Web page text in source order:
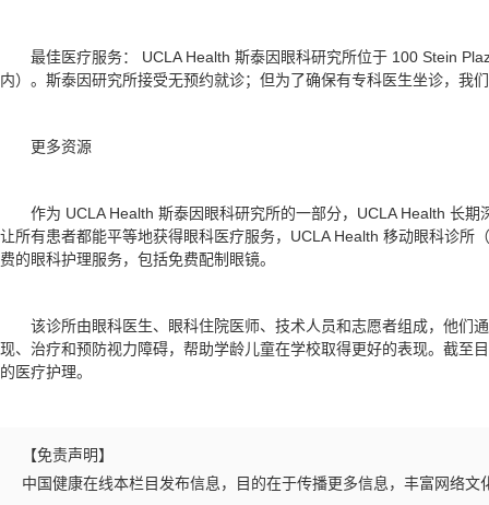
最佳医疗服务： UCLA Health 斯泰因眼科研究所位于 100 Stein
内）。斯泰因研究所接受无预约就诊；但为了确保有专科医生坐诊，我
更多资源
作为 UCLA Health 斯泰因眼科研究所的一部分，UCLA Health 长
让所有患者都能平等地获得眼科医疗服务，UCLA Health 移动眼科诊所
费的眼科护理服务，包括免费配制眼镜。
该诊所由眼科医生、眼科住院医师、技术人员和志愿者组成，他们
现、治疗和预防视力障碍，帮助学龄儿童在学校取得更好的表现。截至
的医疗护理。
【免责声明】
中国健康在线本栏目发布信息，目的在于传播更多信息，丰富网络